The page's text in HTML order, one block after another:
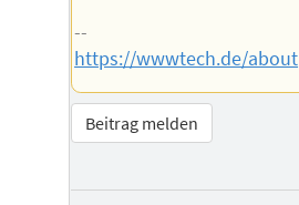
--
https://wwwtech.de/about
Beitrag melden